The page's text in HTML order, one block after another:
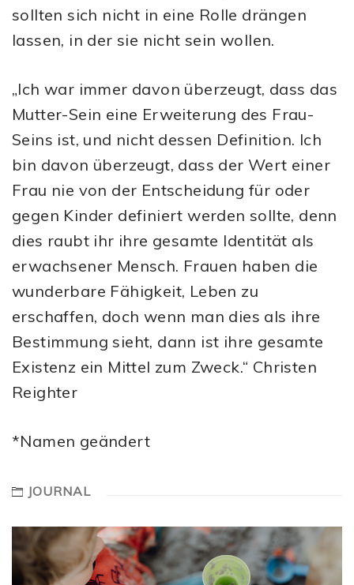
sollten sich nicht in eine Rolle drängen
lassen, in der sie nicht sein wollen.
„Ich war immer davon überzeugt, dass das
Mutter-Sein eine Erweiterung des Frau-
Seins ist, und nicht dessen Definition. Ich
bin davon überzeugt, dass der Wert einer
Frau nie von der Entscheidung für oder
gegen Kinder definiert werden sollte, denn
dies raubt ihr ihre gesamte Identität als
erwachsener Mensch. Frauen haben die
wunderbare Fähigkeit, Leben zu
erschaffen, doch wenn man dies als ihre
Bestimmung sieht, dann ist ihre gesamte
Existenz ein Mittel zum Zweck.“ Christen
Reighter
*Namen geändert
JOURNAL